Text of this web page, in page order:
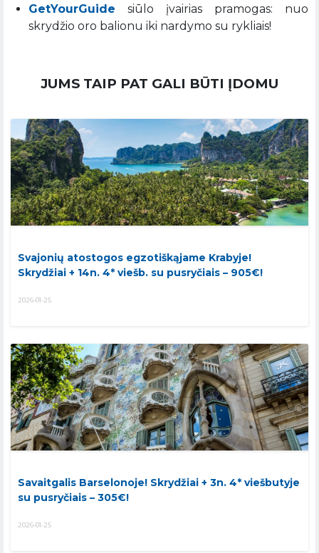
GetYourGuide siūlo įvairias pramogas: nuo
skrydžio oro balionu iki nardymo su rykliais!
JUMS TAIP PAT GALI BŪTI ĮDOMU
Svajonių atostogos egzotiškąjame Krabyje!
Skrydžiai + 14n. 4* viešb. su pusryčiais – 905€!
2026-01-25
Savaitgalis Barselonoje! Skrydžiai + 3n. 4* viešbutyje
su pusryčiais – 305€!
2026-01-25